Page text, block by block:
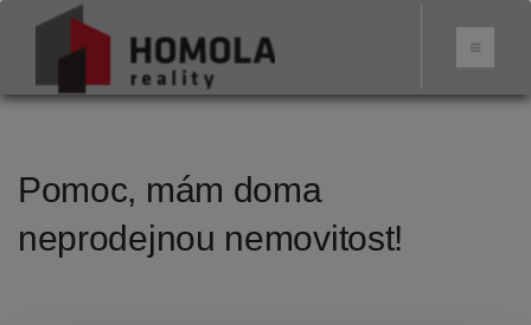
Pomoc, mám doma
neprodejnou nemovitost!